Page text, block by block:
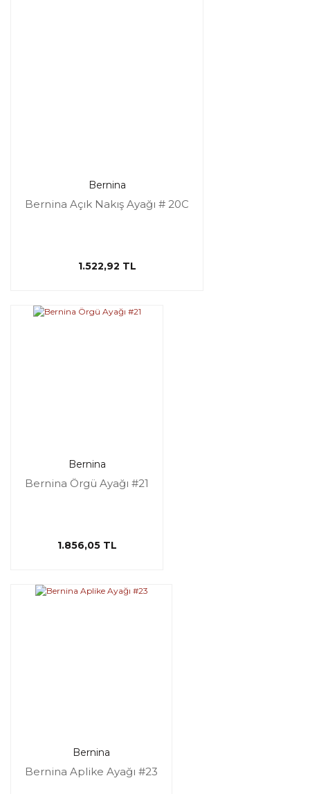
Bernina
Bernina Açık Nakış Ayağı # 20C
1.522,92 TL
Bernina
Bernina Örgü Ayağı #21
1.856,05 TL
Bernina
Bernina Aplike Ayağı #23